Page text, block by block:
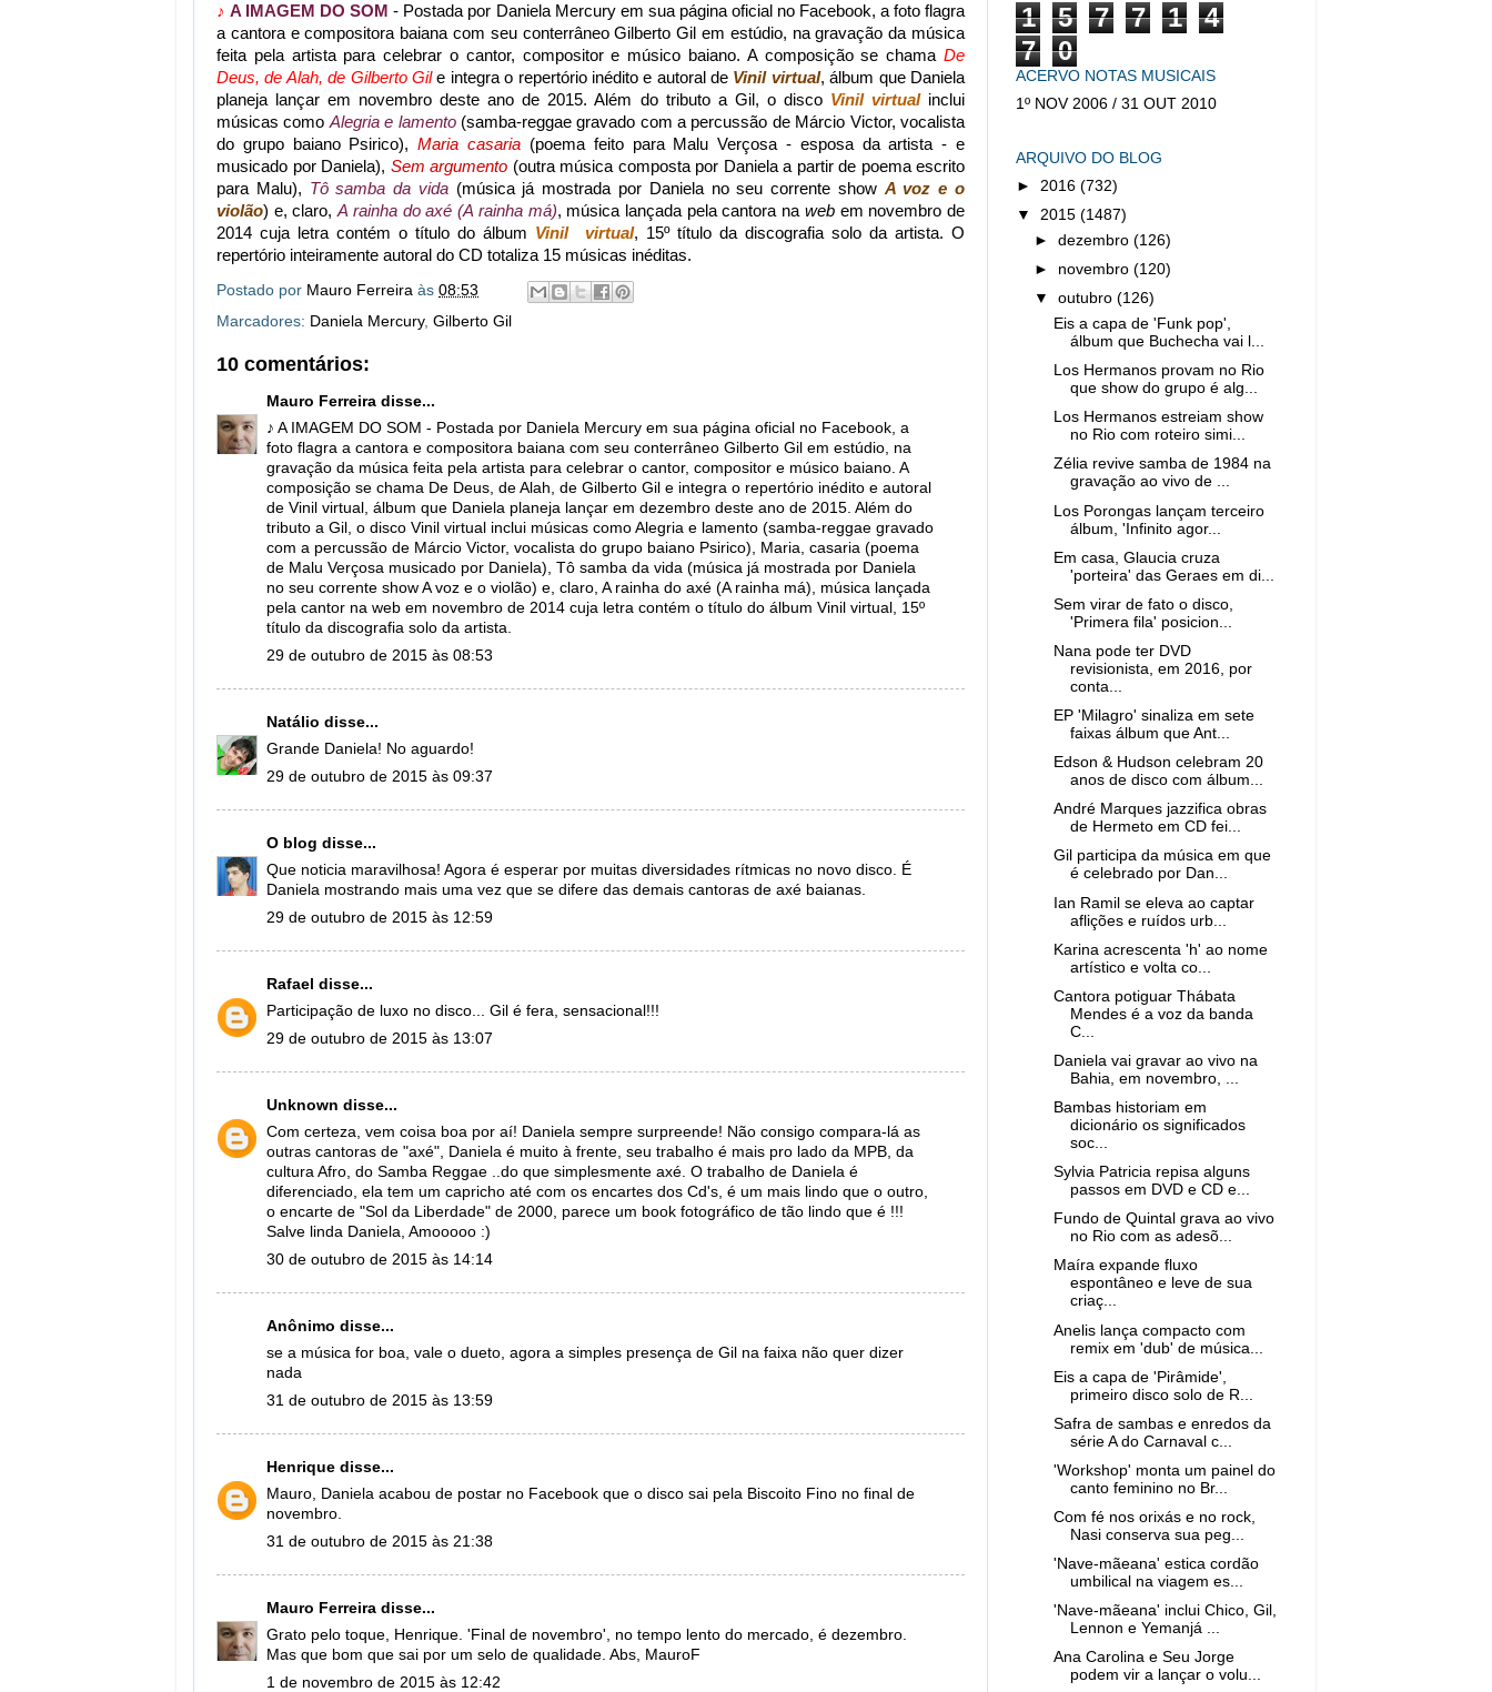
♪ A IMAGEM DO SOM - Postada por Daniela Mercury em sua página oficial no Facebook, a foto flagra
a cantora e compositora baiana com seu conterrâneo Gilberto Gil em estúdio, na gravação da música
feita pela artista para celebrar o cantor, compositor e músico baiano. A composição se chama De
Deus, de Alah, de Gilberto Gile integra o repertório inédito e autoral de Vinil virtual, álbum que Daniela
planeja lançar em novembro deste ano de 2015. Além do tributo a Gil, o disco Vinil virtualinclui
músicas como Alegria e lamento(samba-reggae gravado com a percussão de Márcio Victor, vocalista
do grupo baiano Psirico),Maria casaria (poema feito para Malu Verçosa - esposa da artista - e
musicado por Daniela), Sem argumento (outra música composta por Daniela a partir de poema escrito
para Malu), Tô samba da vida(música já mostrada por Daniela no seu corrente show A voz e o
violão) e, claro,A rainha do axé (A rainha má), música lançada pela cantora na webem novembro de
2014 cuja letra contém o título do álbum Vinil virtual, 15º título da discografia solo da artista. O
repertório inteiramente autoral do CD totaliza 15 músicas inéditas.
Postado por Mauro Ferreira às 08:53
Marcadores: Daniela Mercury, Gilberto Gil
10 comentários:
Mauro Ferreira disse...
♪ A IMAGEM DO SOM - Postada por Daniela Mercury em sua página oficial no Facebook, a
foto flagra a cantora e compositora baiana com seu conterrâneo Gilberto Gil em estúdio, na
gravação da música feita pela artista para celebrar o cantor, compositor e músico baiano. A
composição se chama De Deus, de Alah, de Gilberto Gil e integra o repertório inédito e autoral
de Vinil virtual, álbum que Daniela planeja lançar em dezembro deste ano de 2015. Além do
tributo a Gil, o disco Vinil virtual inclui músicas como Alegria e lamento (samba-reggae gravado
com a percussão de Márcio Victor, vocalista do grupo baiano Psirico), Maria, casaria (poema
de Malu Verçosa musicado por Daniela), Tô samba da vida (música já mostrada por Daniela
no seu corrente show A voz e o violão) e, claro, A rainha do axé (A rainha má), música lançada
pela cantor na web em novembro de 2014 cuja letra contém o título do álbum Vinil virtual, 15º
título da discografia solo da artista.
29 de outubro de 2015 às 08:53
Natálio disse...
Grande Daniela! No aguardo!
29 de outubro de 2015 às 09:37
O blog disse...
Que noticia maravilhosa! Agora é esperar por muitas diversidades rítmicas no novo disco. É
Daniela mostrando mais uma vez que se difere das demais cantoras de axé baianas.
29 de outubro de 2015 às 12:59
Rafael disse...
Participação de luxo no disco... Gil é fera, sensacional!!!
29 de outubro de 2015 às 13:07
Unknown disse...
Com certeza, vem coisa boa por aí! Daniela sempre surpreende! Não consigo compara-lá as
outras cantoras de "axé", Daniela é muito à frente, seu trabalho é mais pro lado da MPB, da
cultura Afro, do Samba Reggae ..do que simplesmente axé. O trabalho de Daniela é
diferenciado, ela tem um capricho até com os encartes dos Cd's, é um mais lindo que o outro,
o encarte de "Sol da Liberdade" de 2000, parece um book fotográfico de tão lindo que é !!!
Salve linda Daniela, Amooooo :)
30 de outubro de 2015 às 14:14
Anônimo disse...
se a música for boa, vale o dueto, agora a simples presença de Gil na faixa não quer dizer
nada
31 de outubro de 2015 às 13:59
Henrique disse...
Mauro, Daniela acabou de postar no Facebook que o disco sai pela Biscoito Fino no final de
novembro.
31 de outubro de 2015 às 21:38
Mauro Ferreira disse...
Grato pelo toque, Henrique. 'Final de novembro', no tempo lento do mercado, é dezembro.
Mas que bom que sai por um selo de qualidade. Abs, MauroF
1 de novembro de 2015 às 12:42
1 5 7 7 1
4
7
0
ACERVO NOTAS MUSICAIS
1º NOV 2006 / 31 OUT 2010
ARQUIVO DO BLOG
► 2016 (732)
▼ 2015 (1487)
►dezembro(126)
► novembro(120)
▼outubro(126)
Eis a capa de 'Funk pop',
álbum que Buchecha vai l...
Los Hermanos provam no Rio
que show do grupo é alg...
Los Hermanos estreiam show
no Rio com roteiro simi...
Zélia revive samba de 1984 na
gravação ao vivo de ...
Los Porongas lançam terceiro
álbum, 'Infinito agor...
Em casa, Glaucia cruza
'porteira' das Geraes em di...
Sem virar de fato o disco,
'Primera fila' posicion...
Nana pode ter DVD
revisionista, em 2016, por
conta...
EP 'Milagro' sinaliza em sete
faixas álbum que Ant...
Edson & Hudson celebram 20
anos de disco com álbum...
André Marques jazzifica obras
de Hermeto em CD fei...
Gil participa da música em que
é celebrado por Dan...
Ian Ramil se eleva ao captar
aflições e ruídos urb...
Karina acrescenta 'h' ao nome
artístico e volta co...
Cantora potiguar Thábata
Mendes é a voz da banda
C...
Daniela vai gravar ao vivo na
Bahia, em novembro, ...
Bambas historiam em
dicionário os significados
soc...
Sylvia Patricia repisa alguns
passos em DVD e CD e...
Fundo de Quintal grava ao vivo
no Rio com as adesõ...
Maíra expande fluxo
espontâneo e leve de sua
criaç...
Anelis lança compacto com
remix em 'dub' de música...
Eis a capa de 'Pirâmide',
primeiro disco solo de R...
Safra de sambas e enredos da
série A do Carnaval c...
'Workshop' monta um painel do
canto feminino no Br...
Com fé nos orixás e no rock,
Nasi conserva sua peg...
'Nave-mãeana' estica cordão
umbilical na viagem es...
'Nave-mãeana' inclui Chico, Gil,
Lennon e Yemanjá ...
Ana Carolina e Seu Jorge
podem vir a lançar o volu...